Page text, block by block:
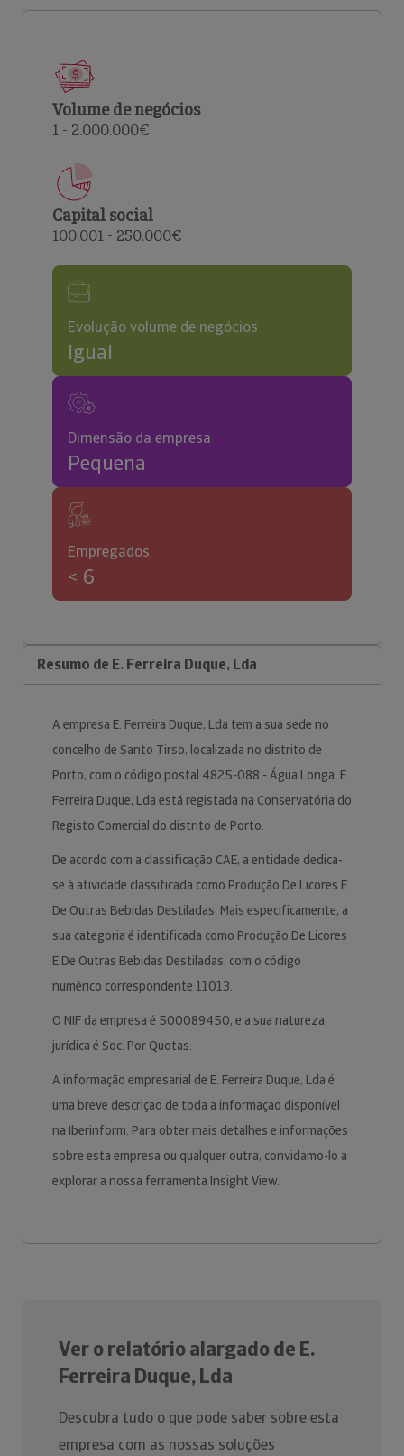
Volume de negócios
1 - 2.000.000€
Capital social
100.001 - 250.000€
Evolução volume de negócios
Igual
Dimensão da empresa
Pequena
Empregados
< 6
Resumo de E. Ferreira Duque, Lda
A empresa E. Ferreira Duque, Lda tem a sua sede no
concelho de Santo Tirso, localizada no distrito de
Porto, com o código postal 4825-088 - Água Longa. E.
Ferreira Duque, Lda está registada na Conservatória do
Registo Comercial do distrito de Porto.
De acordo com a classificação CAE, a entidade dedica-
se à atividade classificada como Produção De Licores E
De Outras Bebidas Destiladas. Mais especificamente, a
sua categoria é identificada como Produção De Licores
E De Outras Bebidas Destiladas, com o código
numérico correspondente 11013.
O NIF da empresa é 500089450, e a sua natureza
jurídica é Soc. Por Quotas.
A informação empresarial de E. Ferreira Duque, Lda é
uma breve descrição de toda a informação disponível
na Iberinform. Para obter mais detalhes e informações
sobre esta empresa ou qualquer outra, convidamo-lo a
explorar a nossa ferramenta Insight View.
Ver o relatório alargado de E.
Ferreira Duque, Lda
Descubra tudo o que pode saber sobre esta
empresa com as nossas soluções